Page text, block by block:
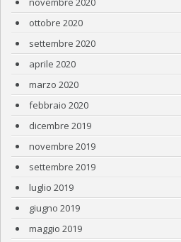
ottobre 2020
settembre 2020
aprile 2020
marzo 2020
febbraio 2020
dicembre 2019
novembre 2019
settembre 2019
luglio 2019
giugno 2019
maggio 2019